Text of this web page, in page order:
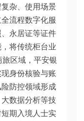
杂、使用场景
流程数字化服
永居证等证件
将传统柜台业
区域，平安银
身份核验与账
防控领域形成
数据分析等技
期入境人士实